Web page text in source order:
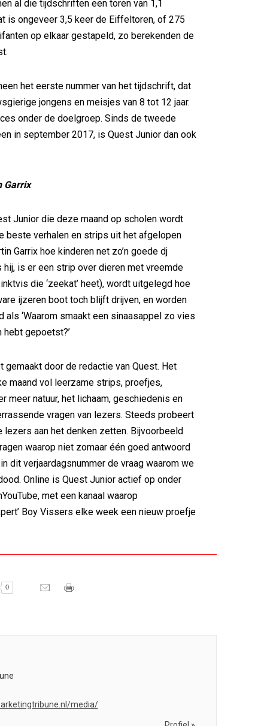
al die tijdschriften een toren van 1,1
is ongeveer 3,5 keer de Eiffeltoren, of 275
op elkaar gestapeld, zo berekenden de
het eerste nummer van het tijdschrift, dat
jongens en meisjes van 8 tot 12 jaar.
onder de doelgroep. Sinds de tweede
in september 2017, is Quest Junior dan ook
Garrix
Junior die deze maand op scholen wordt
beste verhalen en strips uit het afgelopen
Garrix hoe kinderen net zo’n goede dj
hij, is er een strip over dieren met vreemde
die ‘zeekat’ heet), wordt uitgelegd hoe
ijzeren boot toch blijft drijven, en worden
als ‘Waarom smaakt een sinaasappel zo vies
hebt gepoetst?’
gemaakt door de redactie van Quest. Het
maand vol leerzame strips, proefjes,
meer natuur, het lichaam, geschiedenis en
vragen van lezers. Steeds probeert
lezers aan het denken zetten. Bijvoorbeeld
waarop niet zomaar één goed antwoord
dit verjaardagsnummer de vraag waarom we
Online is Quest Junior actief op onder
met een kanaal waarop
Boy Vissers elke week een nieuw proefje
0
media/